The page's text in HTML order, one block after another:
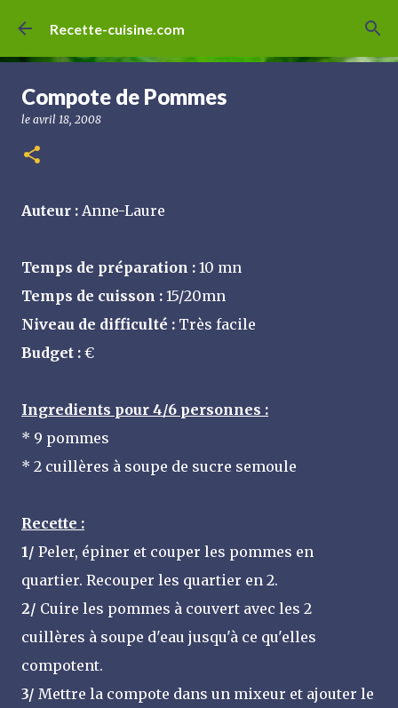
Accéder au contenu principal
Recette-cuisine.com
Compote de Pommes
le avril 18, 2008
Auteur : Anne-Laure
Temps de préparation : 10 mn
Temps de cuisson : 15/20mn
Niveau de difficulté : Très facile
Budget : €
Ingredients pour 4/6 personnes :
* 9 pommes
* 2 cuillères à soupe de sucre semoule
Recette :
1/ Peler, épiner et couper les pommes en
quartier. Recouper les quartier en 2.
2/ Cuire les pommes à couvert avec les 2
cuillères à soupe d'eau jusqu'à ce qu'elles
compotent.
3/ Mettre la compote dans un mixeur et ajouter le